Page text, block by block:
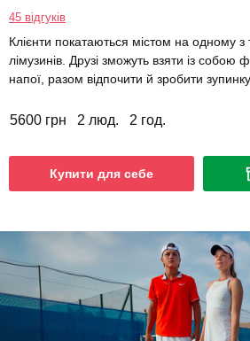
45 відгуків
Клієнти покатаються містом на одному з
лімузинів. Друзі зможуть взяти із собою
напої, разом відпочити й зробити
5600 грн 2 люд. 2 год.
Купити для себе